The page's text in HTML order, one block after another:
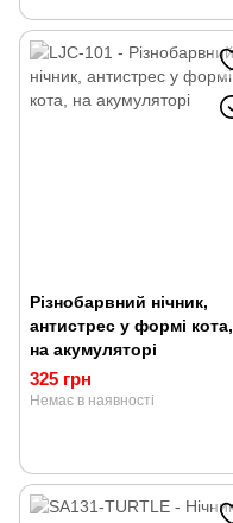
Різнобарвний нічник,
антистрес у формі кота,
на акумуляторі
325 грн
Немає в наявності